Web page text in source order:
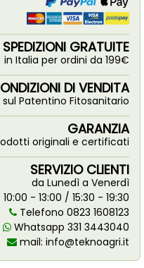
SPEDIZIONI GRATUITE
in Italia per ordini da 199€
DI VENDITA
Patentino Fitosanitario
GARANZIA
originali e certificati
SERVIZIO CLIENTI
da Lunedì a Venerdì
- 13:00 / 15:30 - 19:30
Telefono 0823 1608123
Whatsapp 331 3443040
mail: info@teknoagri.it